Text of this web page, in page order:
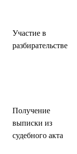
Участие в
разбирательстве
Получение
выписки из
судебного акта